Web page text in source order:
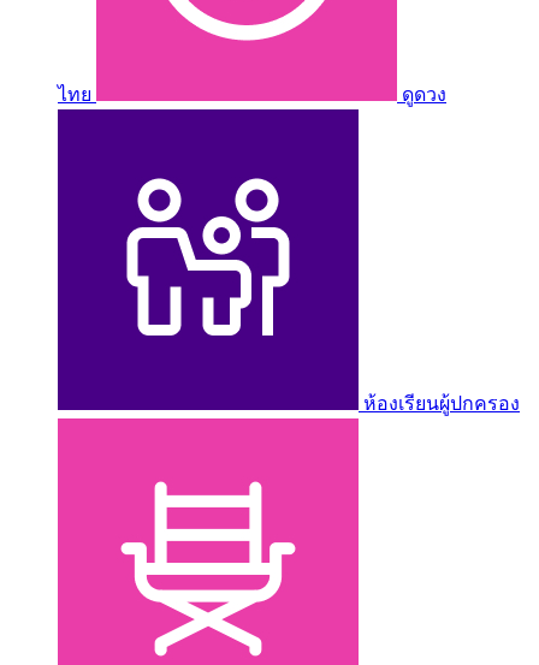
ไทย ดูดวง
ห้องเรียนผู้ปกครอง